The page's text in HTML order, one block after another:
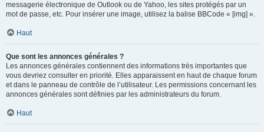
messagerie électronique de Outlook ou de Yahoo, les sites protégés par un
mot de passe, etc. Pour insérer une image, utilisez la balise BBCode « [img] ».
Haut
Que sont les annonces générales ?
Les annonces générales contiennent des informations très importantes que
vous devriez consulter en priorité. Elles apparaissent en haut de chaque forum
et dans le panneau de contrôle de l’utilisateur. Les permissions concernant les
annonces générales sont définies par les administrateurs du forum.
Haut